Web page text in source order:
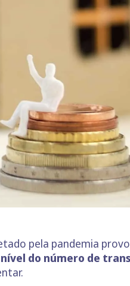
pela pandemia
do número de